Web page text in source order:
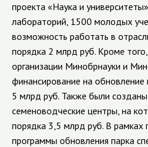
проекта «Наука и
лабораторий, 1500 молодых
возможность работать в
порядка 2 млрд руб. Кроме
организации Минобрнауки и
финансирование на
5 млрд руб. Также были
семеноводческие центры, на
порядка 3,5 млрд руб. В рамках
программы обновления парка